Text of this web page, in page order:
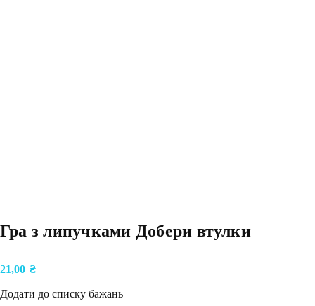
Гра з липучками Добери втулки
21,00 ₴
Додати до списку бажань